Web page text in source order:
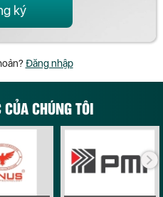
ký
Đăng nhập
CHÚNG TÔI